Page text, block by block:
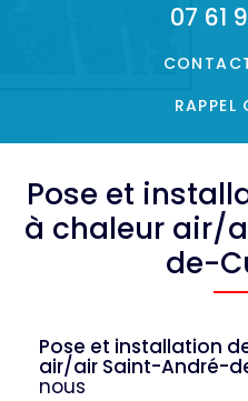
07 61
RAPPEL
Pose et
à chaleur air/
de-
Pose et installation
air/air Saint-André-
nous